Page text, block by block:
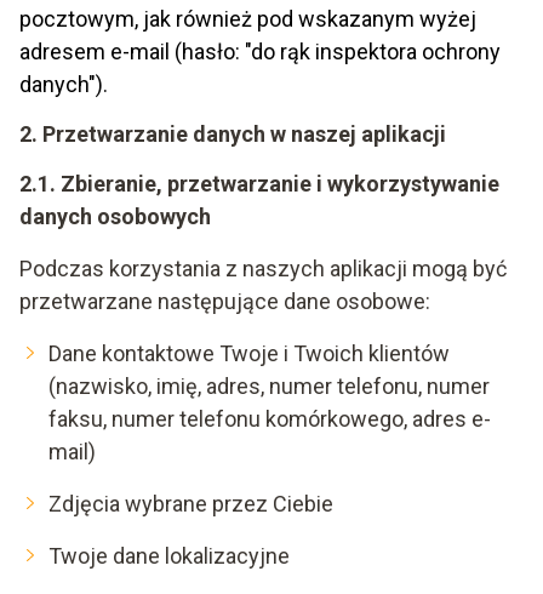
pocztowym, jak również pod wskazanym wyżej
adresem e-mail (hasło: "do rąk inspektora ochrony
danych").
2. Przetwarzanie danych w naszej aplikacji
2.1. Zbieranie, przetwarzanie i wykorzystywanie
danych osobowych
Podczas korzystania z naszych aplikacji mogą być
przetwarzane następujące dane osobowe:
Dane kontaktowe Twoje i Twoich klientów
(nazwisko, imię, adres, numer telefonu, numer
faksu, numer telefonu komórkowego, adres e-
mail)
Zdjęcia wybrane przez Ciebie
Twoje dane lokalizacyjne